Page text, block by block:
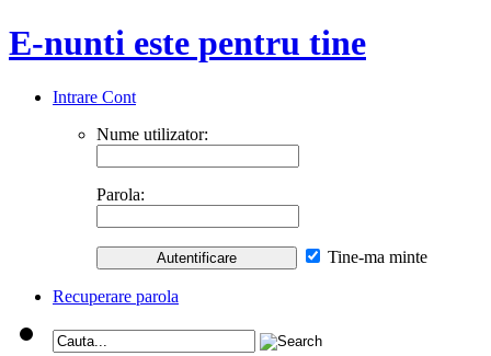
E-nunti este pentru tine
Intrare Cont
Nume utilizator:
Parola:
Tine-ma minte
Recuperare parola